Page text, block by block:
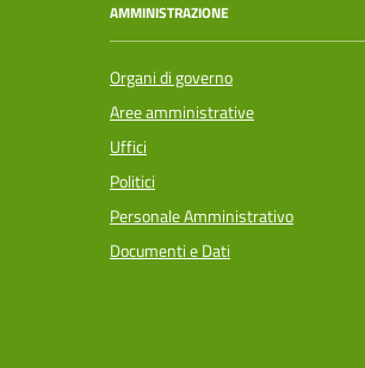
AMMINISTRAZIONE
Organi di governo
Aree amministrative
Uffici
Politici
Personale Amministrativo
Documenti e Dati